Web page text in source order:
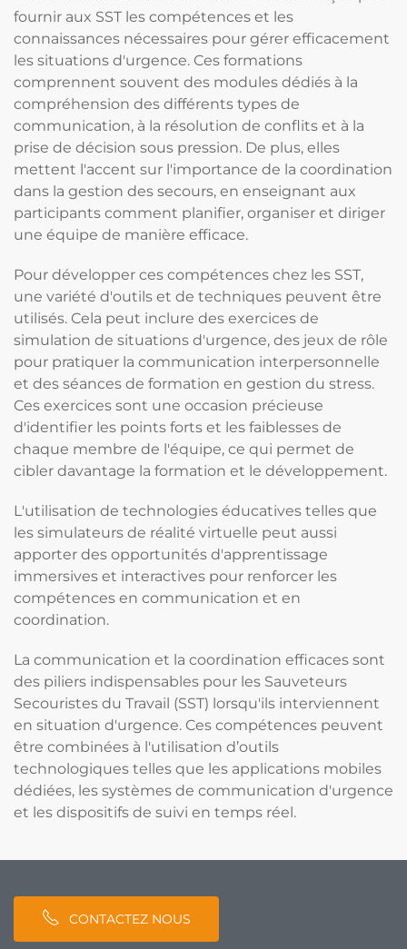
fournir aux SST les compétences et les
connaissances nécessaires pour gérer efficacement
les situations d'urgence. Ces formations
comprennent souvent des modules dédiés à la
compréhension des différents types de
communication, à la résolution de conflits et à la
prise de décision sous pression. De plus, elles
mettent l'accent sur l'importance de la coordination
dans la gestion des secours, en enseignant aux
participants comment planifier, organiser et diriger
une équipe de manière efficace.
Pour développer ces compétences chez les SST,
une variété d'outils et de techniques peuvent être
utilisés. Cela peut inclure des exercices de
simulation de situations d'urgence, des jeux de rôle
pour pratiquer la communication interpersonnelle
et des séances de formation en gestion du stress.
Ces exercices sont une occasion précieuse
d'identifier les points forts et les faiblesses de
chaque membre de l'équipe, ce qui permet de
cibler davantage la formation et le développement.
L'utilisation de technologies éducatives telles que
les simulateurs de réalité virtuelle peut aussi
apporter des opportunités d'apprentissage
immersives et interactives pour renforcer les
compétences en communication et en
coordination.
La communication et la coordination efficaces sont
des piliers indispensables pour les Sauveteurs
Secouristes du Travail (SST) lorsqu'ils interviennent
en situation d'urgence. Ces compétences peuvent
être combinées à l'utilisation d’outils
technologiques telles que les applications mobiles
dédiées, les systèmes de communication d'urgence
et les dispositifs de suivi en temps réel.
CONTACTEZ NOUS